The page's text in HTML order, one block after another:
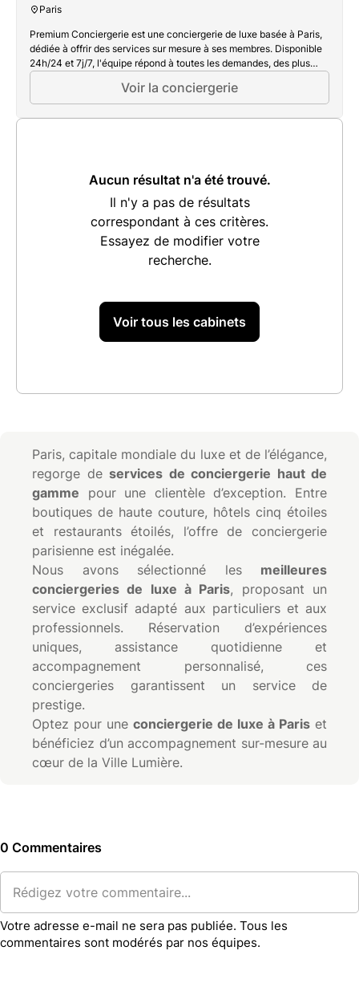
Paris
Premium Conciergerie est une conciergerie de luxe basée à Paris,
dédiée à offrir des services sur mesure à ses membres. Disponible
24h/24 et 7j/7, l'équipe répond à toutes les demandes, des plus
simples aux plus extravagantes, avec réactivité et discrétion.
Grâce à une approche humaine et personnalisée, Premium
Conciergerie facilite le quotidien de ses clients en anticipant leurs
besoins.
Voir la conciergerie
Aucun résultat n'a été trouvé.
Il n'y a pas de résultats
correspondant à ces critères.
Essayez de modifier votre
recherche.
Voir tous les cabinets
Paris, capitale mondiale du luxe et de l’élégance,
regorge de services de conciergerie haut de
gamme pour une clientèle d’exception. Entre
boutiques de haute couture, hôtels cinq étoiles
et restaurants étoilés, l’offre de conciergerie
parisienne est inégalée.
Nous avons sélectionné les meilleures
conciergeries de luxe à Paris, proposant un
service exclusif adapté aux particuliers et aux
professionnels. Réservation d’expériences
uniques, assistance quotidienne et
accompagnement personnalisé, ces
conciergeries garantissent un service de
prestige.
Optez pour une conciergerie de luxe à Paris et
bénéficiez d’un accompagnement sur-mesure au
cœur de la Ville Lumière.